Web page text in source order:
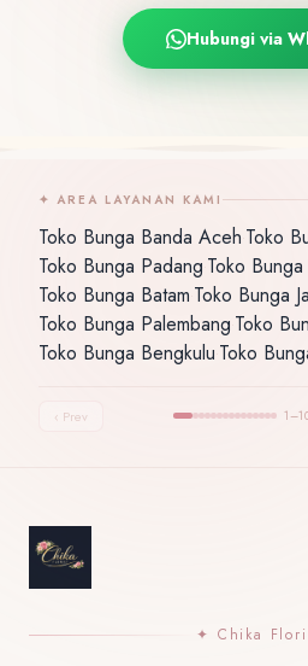
Hubungi via
✦ AREA LAYANAN KAMI
Toko Bunga Banda Aceh Toko
Toko Bunga Padang Toko
Toko Bunga Batam Toko Bunga
Toko Bunga Palembang Toko
Toko Bunga Bengkulu Toko
‹ Prev
✦ Chika